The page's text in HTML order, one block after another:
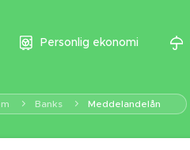
Personlig ekonomi
Banks Meddelandelån